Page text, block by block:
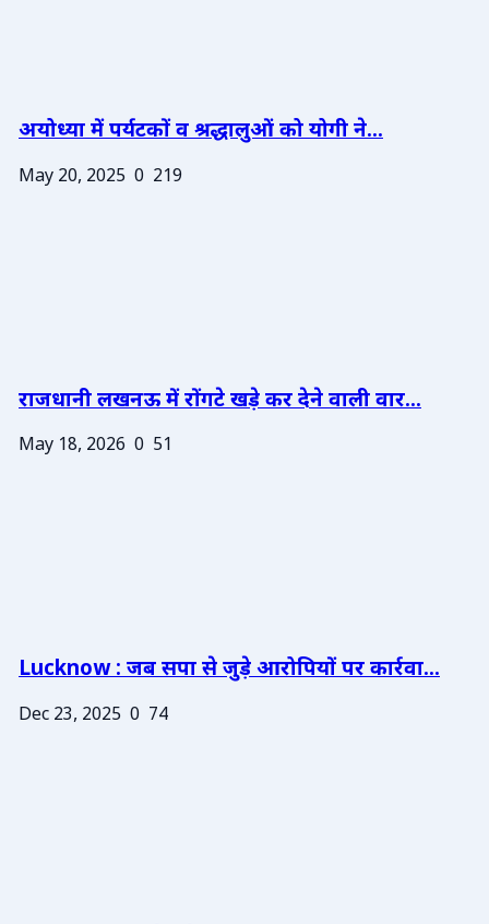
अयोध्या में पर्यटकों व श्रद्धालुओं को योगी ने...
May 20, 2025 0 219
राजधानी लखनऊ में रोंगटे खड़े कर देने वाली वार...
May 18, 2026 0 51
Lucknow : जब सपा से जुड़े आरोपियों पर कार्रवा...
Dec 23, 2025 0 74